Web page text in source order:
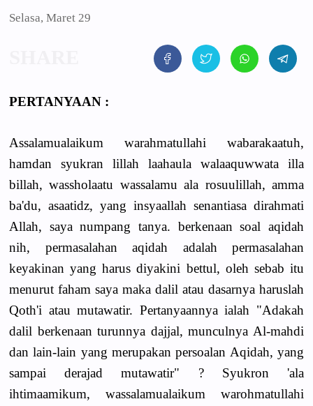
Selasa, Maret 29
PERTANYAAN :
Assalamualaikum warahmatullahi wabarakaatuh,
hamdan syukran lillah laahaula walaaquwwata illa
billah, wassholaatu wassalamu ala rosuulillah, amma
ba'du, asaatidz, yang insyaallah senantiasa dirahmati
Allah, saya numpang tanya. berkenaan soal aqidah
nih, permasalahan aqidah adalah permasalahan
keyakinan yang harus diyakini bettul, oleh sebab itu
menurut faham saya maka dalil atau dasarnya haruslah
Qoth'i atau mutawatir. Pertanyaannya ialah "Adakah
dalil berkenaan turunnya dajjal, munculnya Al-mahdi
dan lain-lain yang merupakan persoalan Aqidah, yang
sampai derajad mutawatir" ? Syukron 'ala
ihtimaamikum, wassalamualaikum warohmatullahi